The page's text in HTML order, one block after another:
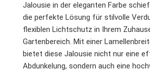
Jalousie in der eleganten Farbe
die perfekte Lösung für stilvolle
flexiblen Lichtschutz in Ihrem
Gartenbereich. Mit einer
bietet diese Jalousie nicht nur eine
Abdunkelung, sondern auch eine